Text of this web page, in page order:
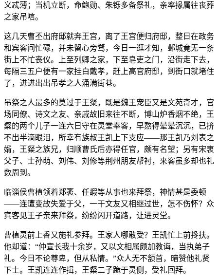
义忒薄；当机立断，命鲍勋、朱铄多备祭礼，亲率掾属往丧葬
之家吊唁。
这几天曹丕出府邸就奔王宫，离了王宫便归府邸，整日在政务
和宾客间忙碌，并未留心旁骛，今日一逛才知，邺城竟无一条
街上不忙丧仪。上至列卿之家，下至皂吏之门，沿街走下去，
每隔三五户便有一家挂白戴孝，赶上高官府邸，到街口就堵住
了，进进出出吊孝之人涌满街巷。
吊祭之人最多的莫过于王粲，既是魏王宠臣又是文苑奇才，官
场同僚、诗文之友、亲戚故旧来往不断，博山炉香烟不绝，王
粲的两个儿子一连六日守在灵堂奉客，早熬得晕晕沉沉，已挤
不出半滴眼泪，所幸有族叔王凯上下支应——那王凯乃刘表之
婿，王粲之族兄，归顺曹氏后亦得任官，颇有名望；另有宋衷
父子、士孙萌、刘伟、刘修等荆州朋友帮衬，来客虽多却也礼
数周到。
临淄侯曹植领着郑袤、任嘏等从事也来拜祭，神情甚是委顿
——连遭变故失爱于父，一干文友又相继过世，怎不伤怀？众
宾客见王子亲来拜祭，纷纷闪开道路，让进灵堂。
曹植灵前上香又施礼参拜。王家人哪敢受？王凯忙上前搀扶。
他却道：“仲宣长我十余岁，又以文相属颇加教诲，当执弟子
礼。今日不论尊卑，但从私情。”众人无不颔首，暗赞他礼贤
下士。王凯连连作揖，王粲二子跪于灵侧，受礼回拜。